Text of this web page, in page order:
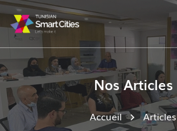
Nos Articles
Accueil Articles